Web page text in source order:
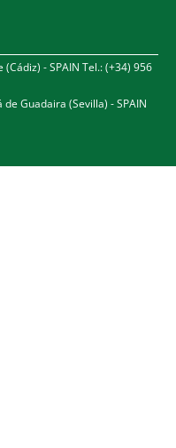
- SPAIN Tel.: (+34) 956
Guadaira (Sevilla) - SPAIN